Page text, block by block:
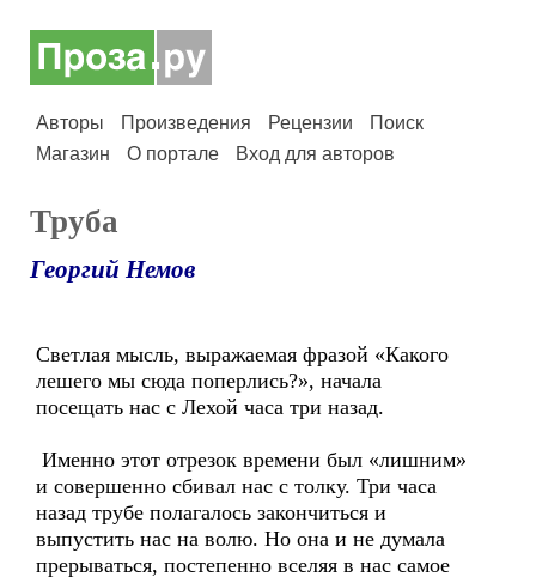
Авторы Произведения Рецензии
Поиск
Магазин
О портале Вход для авторов
Труба
Георгий Немов
Светлая мысль, выражаемая фразой «Какого
лешего мы сюда поперлись?», начала
посещать нас с Лехой часа три назад.
Именно этот отрезок времени был «лишним»
и совершенно сбивал нас с толку. Три часа
назад трубе полагалось закончиться и
выпустить нас на волю. Но она и не думала
прерываться, постепенно вселяя в нас самое